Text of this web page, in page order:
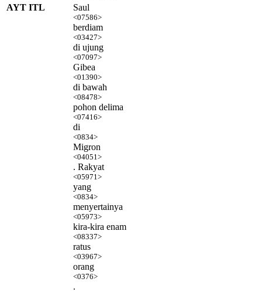
AYT ITL
Saul
<07586>
berdiam
<03427>
di ujung
<07097>
Gibea
<01390>
di bawah
<08478>
pohon delima
<07416>
di
<0834>
Migron
<04051>
. Rakyat
<05971>
yang
<0834>
menyertainya
<05973>
kira-kira enam
<08337>
ratus
<03967>
orang
<0376>
.